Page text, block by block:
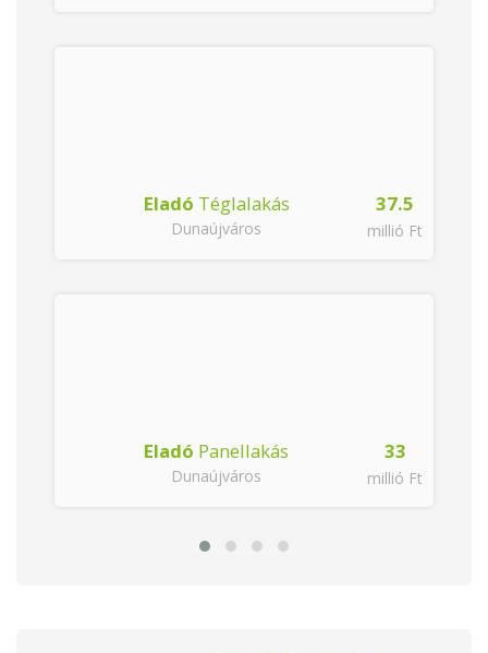
37.5
millió Ft
Eladó Téglalakás
Dunaújváros
33
millió Ft
Eladó Panellakás
Dunaújváros